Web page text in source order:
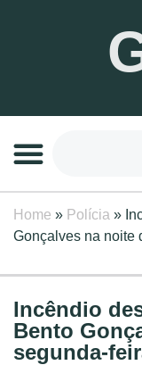
Home » Polícia »
Gonçalves na noite
Incêndio
Bento
segunda-